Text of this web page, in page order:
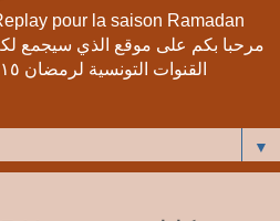
pour la saison Ramadan
▼